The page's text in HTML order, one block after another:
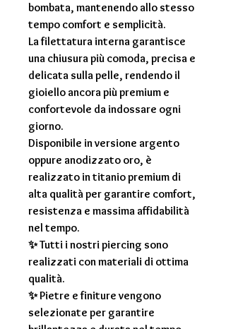
bombata, mantenendo allo stesso
tempo comfort e semplicità.
La filettatura interna garantisce
una chiusura più comoda, precisa e
delicata sulla pelle, rendendo il
gioiello ancora più premium e
confortevole da indossare ogni
giorno.
Disponibile in versione argento
oppure anodizzato oro, è
realizzato in titanio premium di
alta qualità per garantire comfort,
resistenza e massima affidabilità
nel tempo.
✨ Tutti i nostri piercing sono
realizzati con materiali di ottima
qualità.
✨ Pietre e finiture vengono
selezionate per garantire